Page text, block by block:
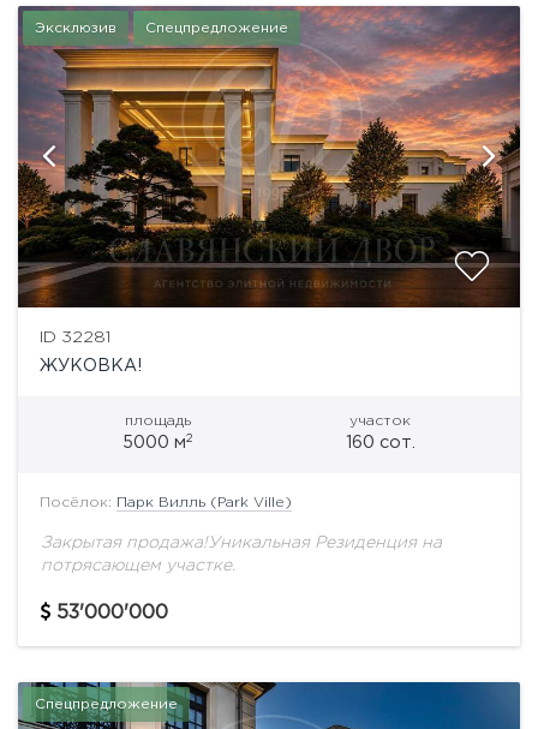
Эксклюзив Спецпредложение
ID 32281
ЖУКОВКА!
площадь
5000 м2
участок
160 сот.
Посёлок: Парк Вилль (Park Ville)
Закрытая продажа!Уникальная Резиденция на
потрясающем участке.
53'000'000
Спецпредложение